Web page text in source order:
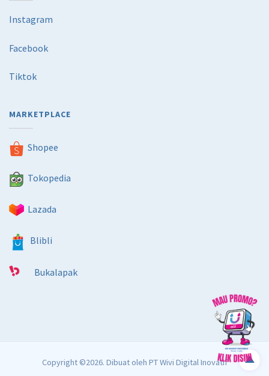
Instagram
Facebook
Tiktok
MARKETPLACE
Shopee
Tokopedia
Lazada
Blibli
Bukalapak
Copyright ©2026. Dibuat oleh PT Wivi Digital Inovatif